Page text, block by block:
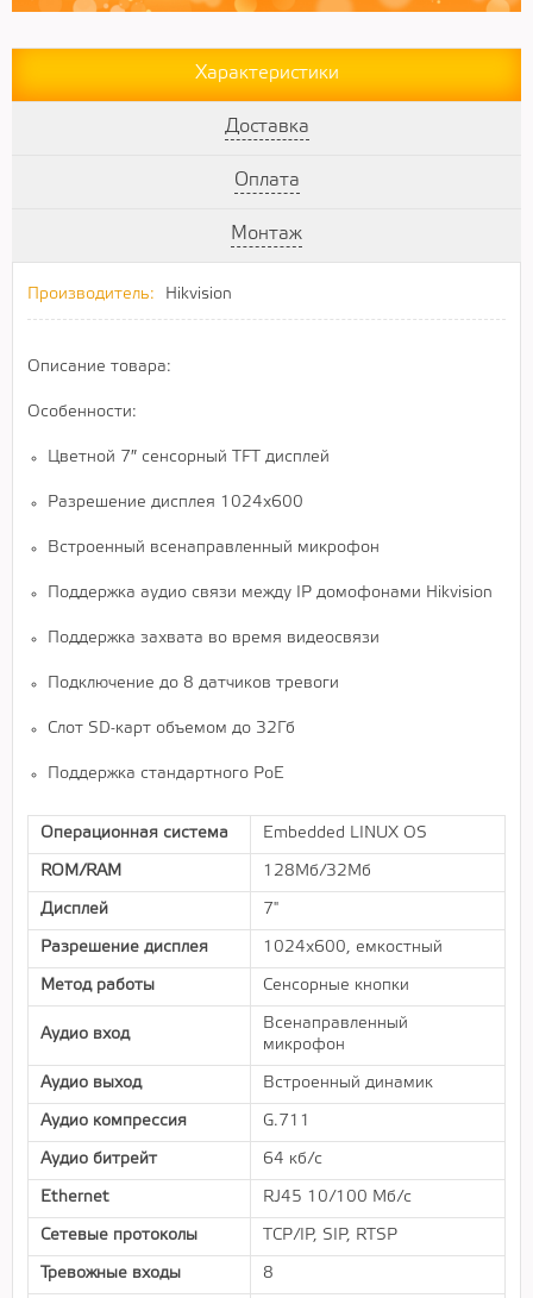
Характеристики
Доставка
Оплата
Монтаж
Производитель: Hikvision
Описание товара:
Особенности:
Цветной 7″ сенсорный TFT дисплей
Разрешение дисплея 1024x600
Встроенный всенаправленный микрофон
Поддержка аудио связи между IP домофонами Hikvision
Поддержка захвата во время видеосвязи
Подключение до 8 датчиков тревоги
Слот SD-карт объемом до 32Гб
Поддержка стандартного PoE
Операционная система Embedded LINUX OS
ROM/RAM 128Мб/32Мб
Дисплей 7"
Разрешение дисплея 1024x600, емкостный
Метод работы Сенсорные кнопки
Аудио вход
Всенаправленный
микрофон
Аудио выход Встроенный динамик
Аудио компрессия G.711
Аудио битрейт 64 кб/с
Ethernet RJ45 10/100 Мб/с
Сетевые протоколы TCP/IP, SIP, RTSP
Тревожные входы 8